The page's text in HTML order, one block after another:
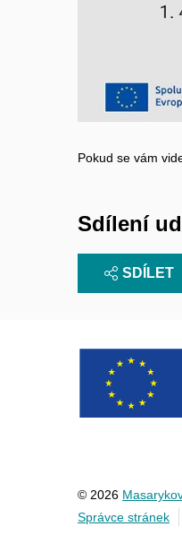
Pokud se vám
Sdílení
SDÍLET
© 2026
Správce stránek